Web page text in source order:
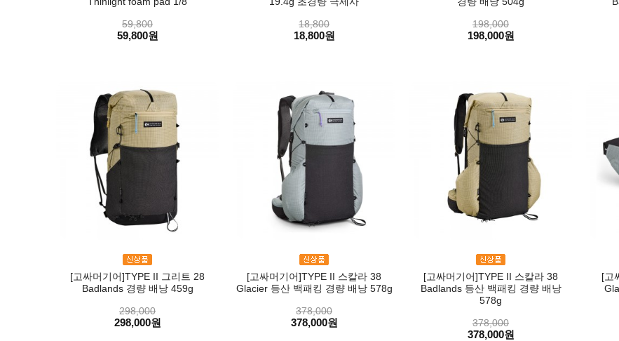
59,800
59,800원
18,800
18,800원
198,000
198,000원
[고싸머기어]TYPE II 그리트 28
Badlands 경량 배낭 459g
298,000
298,000원
[고싸머기어]TYPE II 스칼라 38
Glacier 등산 백패킹 경량 배낭 578g
378,000
378,000원
[고싸머기어]TYPE II 스칼라 38
Badlands 등산 백패킹 경량 배낭
578g
378,000
378,000원
[고